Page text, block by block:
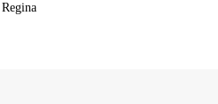
Regina